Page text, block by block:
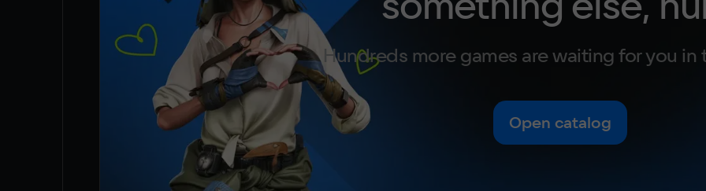
Hundreds more games are waiting for you in
Open catalog